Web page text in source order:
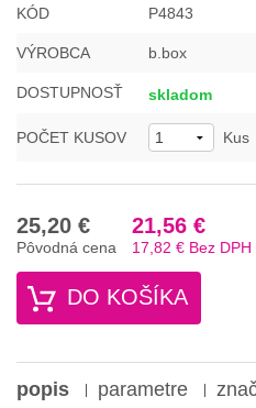
KÓD P4843
VÝROBCA b.box
DOSTUPNOSŤ skladom
POČET KUSOV Kus
25,20 €
Pôvodná cena
21,56 €
17,82 € Bez DPH
DO KOŠÍKA
popis parametre